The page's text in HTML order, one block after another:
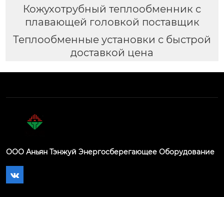
Кожухотрубный теплообменник с
плавающей головкой поставщик
Теплообменные установки с быстрой
доставкой цена
ООО Аньян Тэнжуй Энергосберегающее Оборудование
